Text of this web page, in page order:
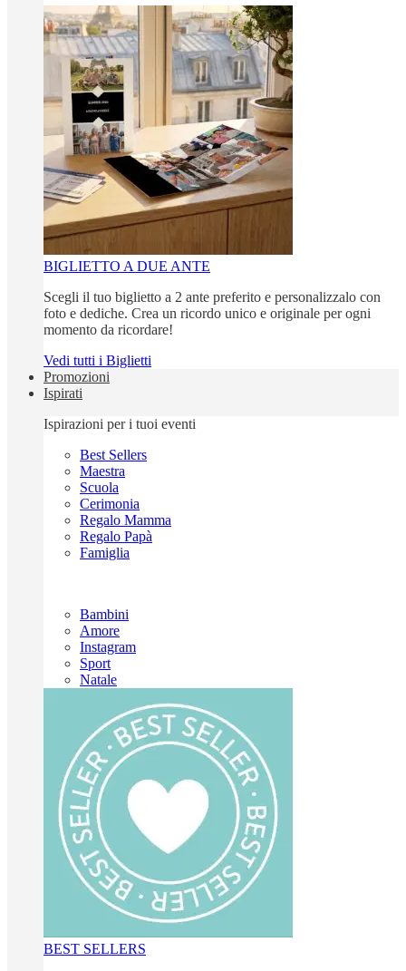
BIGLIETTO A DUE ANTE
Scegli il tuo biglietto a 2 ante preferito e personalizzalo con
foto e dediche. Crea un ricordo unico e originale per ogni
momento da ricordare!
Vedi tutti i Biglietti
Promozioni
Ispirati
Ispirazioni per i tuoi eventi
Best Sellers
Maestra
Scuola
Cerimonia
Regalo Mamma
Regalo Papà
Famiglia
Bambini
Amore
Instagram
Sport
Natale
BEST SELLERS